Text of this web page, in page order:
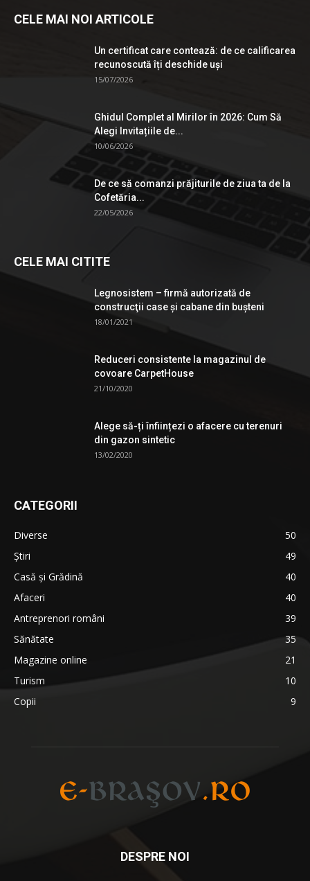
CELE MAI NOI ARTICOLE
Un certificat care contează: de ce calificarea
recunoscută îți deschide uși
15/07/2026
Ghidul Complet al Mirilor în 2026: Cum Să
Alegi Invitațiile de...
10/06/2026
De ce să comanzi prăjiturile de ziua ta de la
Cofetăria...
22/05/2026
CELE MAI CITITE
Legnosistem – firmă autorizată de
construcţii case și cabane din bușteni
18/01/2021
Reduceri consistente la magazinul de
covoare CarpetHouse
21/10/2020
Alege să-ți înființezi o afacere cu terenuri
din gazon sintetic
13/02/2020
CATEGORII
Diverse
50
Știri
49
Casă și Grădină
40
Afaceri
40
Antreprenori români
39
Sănătate
35
Magazine online
21
Turism
10
Copii
9
DESPRE NOI